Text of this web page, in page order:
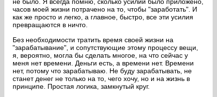
часов моей жизни потрачено на то, чтобы "заработать". И
как же просто и легко, а главное, быстро, все эти усилия
превращаются в ничто.
Без необходимости тратить время своей жизни на
"зарабатывание", и сопутствующие этому процессу вещи,
я, вероятно, могла бы сделать многое, на что сейчас у
меня нет времени. Деньги есть, а времени нет. Времени
нет, потому что зарабатываю. Не буду зарабатывать, не
станет денег не только на то, чего хочу, но и на жизнь в
принципе. Простая логика, замкнутый круг.